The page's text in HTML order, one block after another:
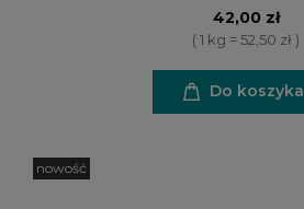
42,00 zł
( 1 kg = 52,50 zł )
Do koszyka
nowość